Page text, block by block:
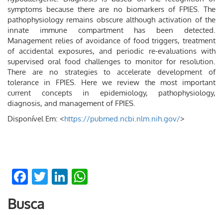
symptoms because there are no biomarkers of FPIES. The
pathophysiology remains obscure although activation of the
innate immune compartment has been detected.
Management relies of avoidance of food triggers, treatment
of accidental exposures, and periodic re-evaluations with
supervised oral food challenges to monitor for resolution.
There are no strategies to accelerate development of
tolerance in FPIES. Here we review the most important
current concepts in epidemiology, pathophysiology,
diagnosis, and management of FPIES.
Disponível Em: <https://pubmed.ncbi.nlm.nih.gov/>
Facebook
TwitterLinkedIn
Busca